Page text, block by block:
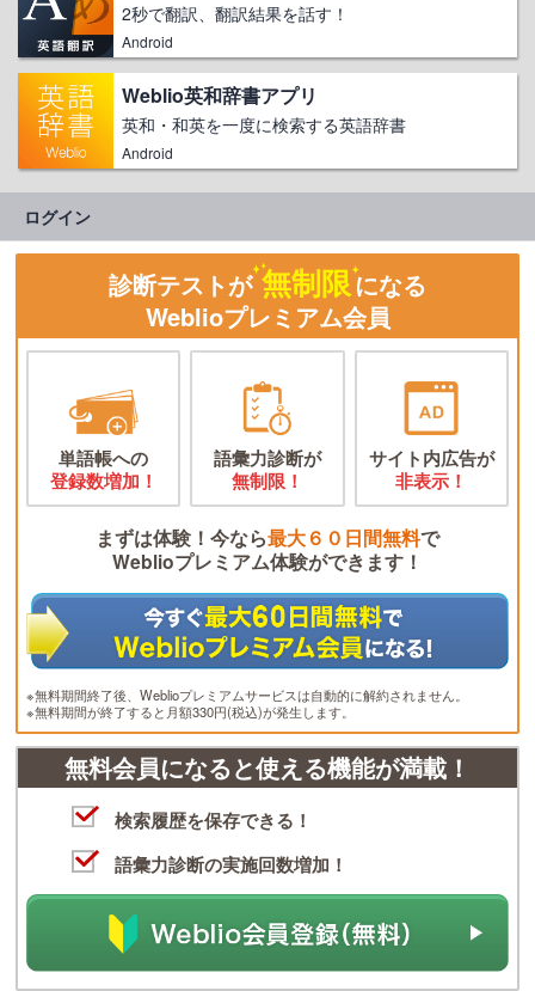
2秒で翻訳、翻訳結果を話す！
Android
Weblio英和辞書アプリ
英和・和英を一度に検索する英語辞書
Android
ログイン
診断テストが 無制限になる
Weblioプレミアム会員
単語帳への
登録数増加！
語彙力診断が
無制限！
サイト内広告が
非表示！
まずは体験！今なら最大６０日間無料で
Weblioプレミアム体験ができます！
※無料期間終了後、Weblioプレミアムサービスは自動的に解約されません。
※無料期間が終了すると月額330円(税込)が発生します。
無料会員になると使える機能が満載！
検索履歴を保存できる！
語彙力診断の実施回数増加！